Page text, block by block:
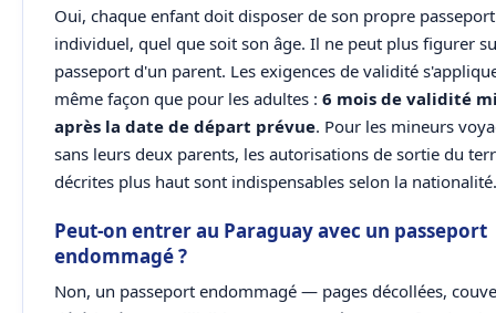
Oui, chaque enfant doit disposer de son propre passeport
individuel, quel que soit son âge. Il ne peut plus figurer
passeport d'un parent. Les exigences de validité
même façon que pour les adultes : 6 mois de validité
après la date de départ prévue. Pour les mineurs
sans leurs deux parents, les autorisations de sortie du
décrites plus haut sont indispensables selon la nationalité.
Peut-on entrer au Paraguay avec un passeport
endommagé ?
Non, un passeport endommagé — pages décollées,